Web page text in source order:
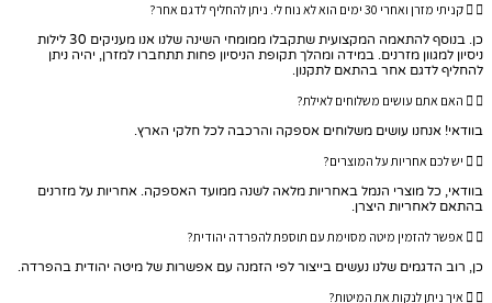
קניתי מזרן ואחרי 30 ימים הוא לא נוח לי. ניתן להחליף לדגם אחר?
כן. בנוסף להתאמה המקצועית שתקבלו ממומחי השינה שלנו אנו מעניקים 30 לילות
ניסיון למגוון מזרנים. במידה ומהלך תקופת הניסיון פחות תתחברו למזרן, יהיה ניתן
להחליף לדגם אחר בהתאם לתקנון.
האם אתם עושים משלוחים לאילת?
בוודאי! אנחנו עושים משלוחים אספקה והרכבה לכל חלקי הארץ.
יש לכם אחריות על המוצרים?
בוודאי, כל מוצרי הנמל באחריות מלאה לשנה ממועד האספקה. אחריות על מזרנים
בהתאם לאחריות היצרן.
אפשר להזמין מיטה מסוימת עם תוספת להפרדה יהודית?
כן, רוב הדגמים שלנו נעשים בייצור לפי הזמנה עם אפשרות של מיטה יהודית בהפרדה.
איך ניתן לנקות את המיטות?